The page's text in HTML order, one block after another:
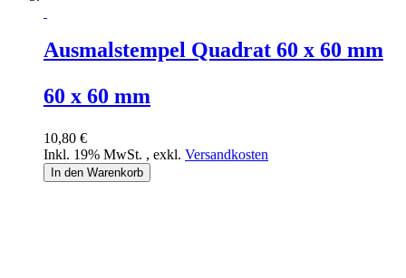
Ausmalstempel Quadrat 60 x 60 mm
60 x 60 mm
10,80 €
Inkl. 19% MwSt. , exkl. Versandkosten
In den Warenkorb